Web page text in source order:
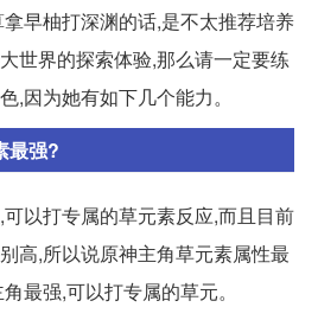
早柚打深渊的话,是不太推荐培养
世界的探索体验,那么请一定要练
,因为她有如下几个能力。
最强?
以打专属的草元素反应,而且目前
高,所以说原神主角草元素属性最
最强,可以打专属的草元。